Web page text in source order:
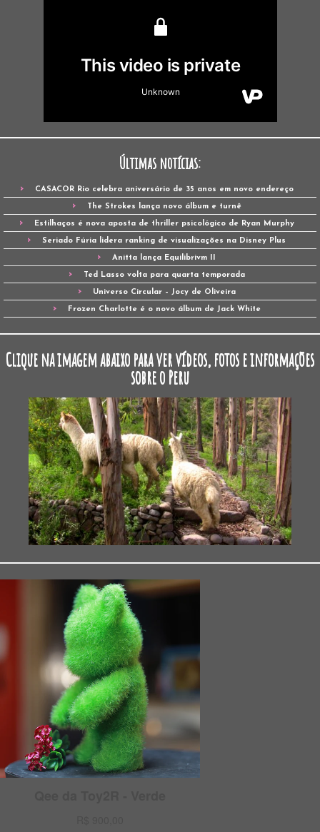
Últimas notícias:
CASACOR Rio celebra aniversário de 35 anos em novo endereço
The Strokes lança novo álbum e turnê
Estilhaços é nova aposta de thriller psicológico de Ryan Murphy
Seriado Fúria lidera ranking de visualizações na Disney Plus
Anitta lança Equilibrivm II
Ted Lasso volta para quarta temporada
Universo Circular – Jocy de Oliveira
Frozen Charlotte é o novo álbum de Jack White
Clique na imagem abaixo para ver vídeos, fotos e informações
sobre o Peru